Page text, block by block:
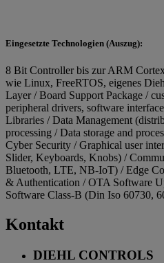
Eingesetzte Technologien (Auszug):
8 Bit Controller bis zur ARM
wie Linux, FreeRTOS, eigenes
Layer / Board Support Package /
peripheral drivers, software
Libraries / Data Management
processing / Data storage and
Cyber Security / Graphical user
Slider, Keyboards, Knobs) /
Bluetooth, LTE, NB-IoT) / Edge
& Authentication / OTA Software
Software Class-B (Din Iso 60730,
Kontakt
DIEHL CONTROLS